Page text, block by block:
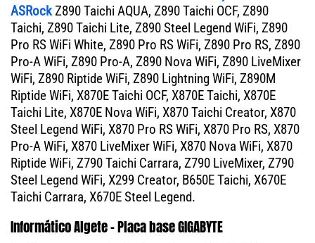
ASRockZ890 Taichi AQUA, Z890 Taichi OCF, Z890
Taichi, Z890 Taichi Lite, Z890 Steel Legend WiFi, Z890
Pro RS WiFi White, Z890 Pro RS WiFi, Z890 Pro RS, Z890
Pro-A WiFi, Z890 Pro-A, Z890 Nova WiFi, Z890 LiveMixer
WiFi, Z890 Riptide WiFi, Z890 Lightning WiFi, Z890M
Riptide WiFi, X870E Taichi OCF, X870E Taichi, X870E
Taichi Lite, X870E Nova WiFi, X870 Taichi Creator, X870
Steel Legend WiFi, X870 Pro RS WiFi, X870 Pro RS, X870
Pro-A WiFi, X870 LiveMixer WiFi, X870 Nova WiFi, X870
Riptide WiFi, Z790 Taichi Carrara, Z790 LiveMixer, Z790
Steel Legend WiFi, X299 Creator, B650E Taichi, X670E
Taichi Carrara, X670E Steel Legend.
Informático Algete - Placa base GIGABYTE